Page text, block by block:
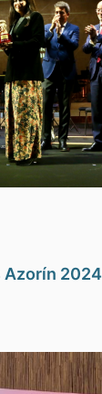
Azorín 2024